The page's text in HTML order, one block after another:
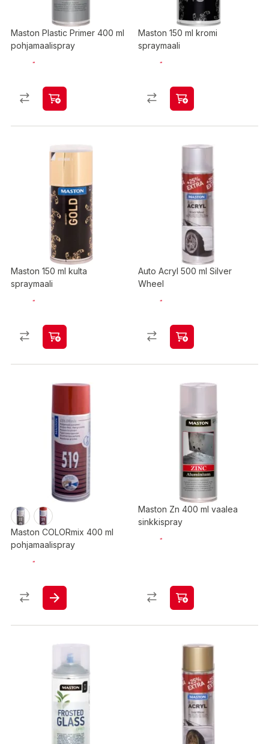
Maston Plastic Primer 400 ml
pohjamaalispray
Maston 150 ml kromi
spraymaali
Maston 150 ml kulta
spraymaali
Auto Acryl 500 ml Silver
Wheel
Maston COLORmix 400 ml
pohjamaalispray
Maston Zn 400 ml vaalea
sinkkispray